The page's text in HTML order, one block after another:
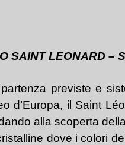
SAINT LEONARD –
previste e
d’Europa, il Saint
alla scoperta
dove i colori